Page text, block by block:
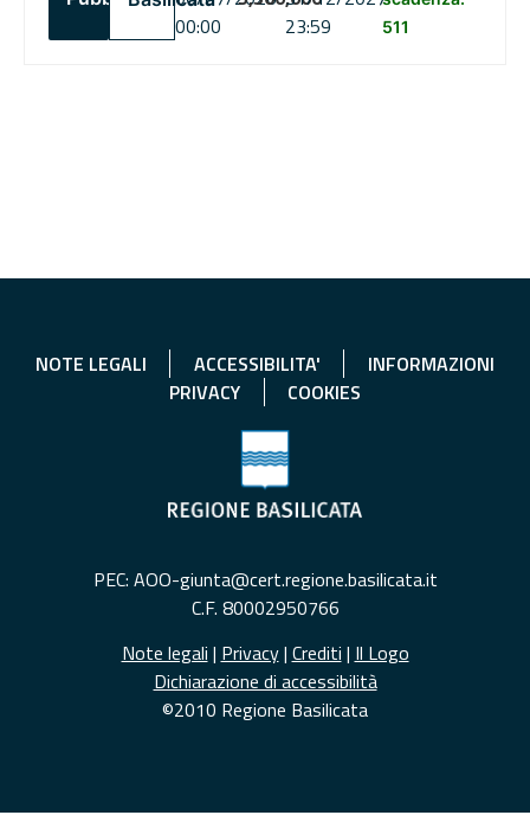
00:00
23:59
511
NOTE LEGALI ACCESSIBILITA'
INFORMAZIONI
PRIVACY
COOKIES
PEC: AOO-giunta@cert.regione.basilicata.it
C.F. 80002950766
Note legali | Privacy| Crediti | Il Logo
Dichiarazione di accessibilità
©2010 Regione Basilicata